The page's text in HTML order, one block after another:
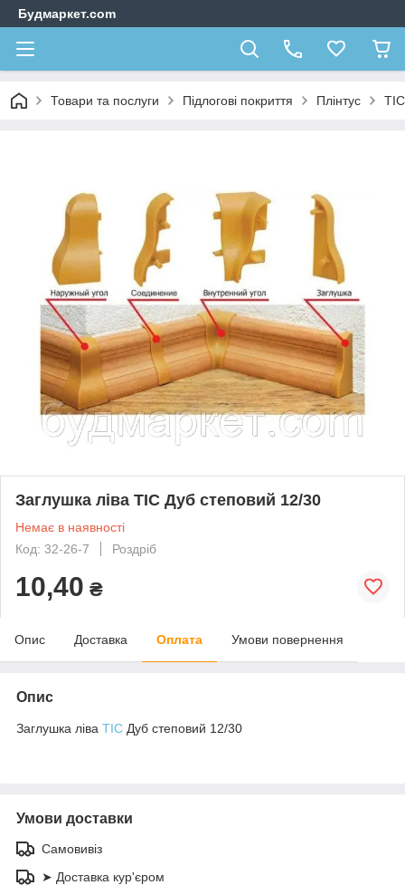
Будмаркет.com
Товари та послуги Підлогові покриття Плінтус ТIС
Заглушка ліва ТІС Дуб степовий 12/30
Немає в наявності
Код: 32-26-7
Роздріб
10,40 ₴
Опис Доставка Оплата Умови повернення
Опис
Заглушка ліва ТIС Дуб степовий 12/30
Умови доставки
Самовивіз
➤ Доставка кур'єром